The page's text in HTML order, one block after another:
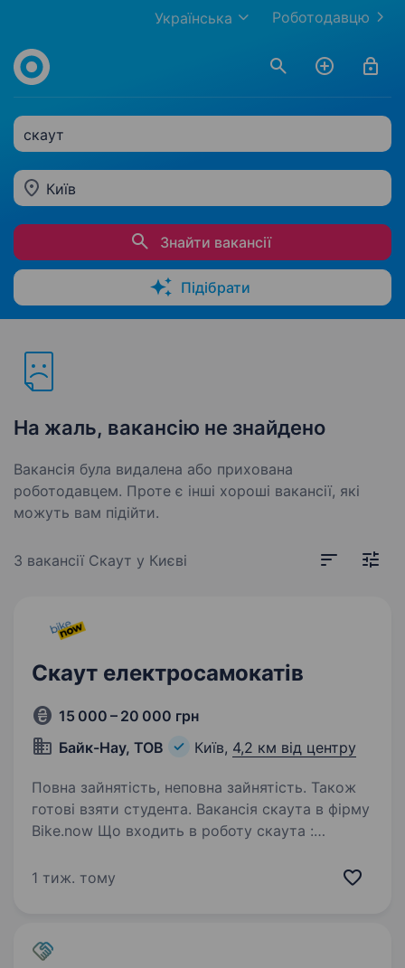
Роботодавцю
Українська
скаут
Київ
Знайти вакансії
Підібрати
На жаль, вакансію не знайдено
Вакансія була видалена або прихована
роботодавцем. Проте є інші хороші вакансії, які
можуть вам підійти.
3 вакансії Скаут у Києві
Скаут електросамокатів
15 000 – 20 000 грн
Байк-Нау, ТОВ
Київ, 4,2 км від центру
Повна зайнятість, неповна зайнятість. Також
готові взяти студента. Вакансія скаута в фірму
Bike.now Що входить в роботу скаута :
самокатів з не доступних для користувачів
1 тиж. тому